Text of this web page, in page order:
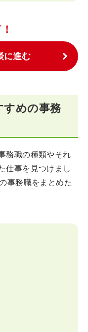
に進む
すめの事務
務職の種類やそれ
仕事を見つけまし
事務職をまとめた